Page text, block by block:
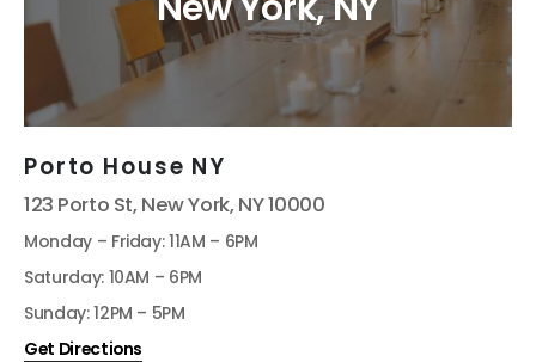
Porto House NY
123 Porto St, New York, NY 10000
Monday – Friday: 11AM – 6PM
Saturday: 10AM – 6PM
Sunday: 12PM – 5PM
Get Directions